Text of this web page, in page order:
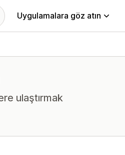
Uygulamalara göz atın
ulaştırmak